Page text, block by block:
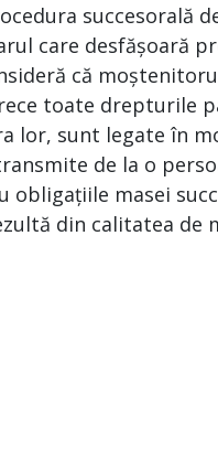
succesorală
care desfășoară
că
toate drepturile
lor, sunt legate în
de la o
masei
din calitatea de